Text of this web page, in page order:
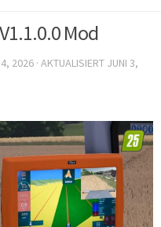
Mod
2026 · AKTUALISIERT JUNI 3,